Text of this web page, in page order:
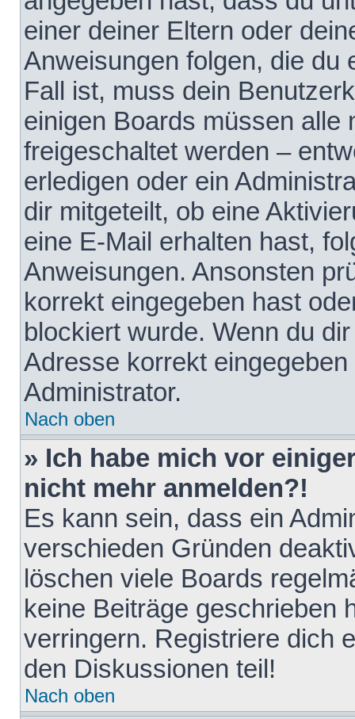
einer deiner Eltern oder
Anweisungen folgen, die du
Fall ist, muss dein
einigen Boards müssen alle
freigeschaltet werden –
erledigen oder ein
dir mitgeteilt, ob eine
eine E-Mail erhalten hast,
Anweisungen. Ansonsten
korrekt eingegeben hast
blockiert wurde. Wenn du
Adresse korrekt
Administrator.
Nach oben
» Ich habe mich vor
nicht mehr anmelden?!
Es kann sein, dass ein
verschieden Gründen
löschen viele Boards
keine Beiträge geschrieben
verringern. Registriere dich
den Diskussionen teil!
Nach oben